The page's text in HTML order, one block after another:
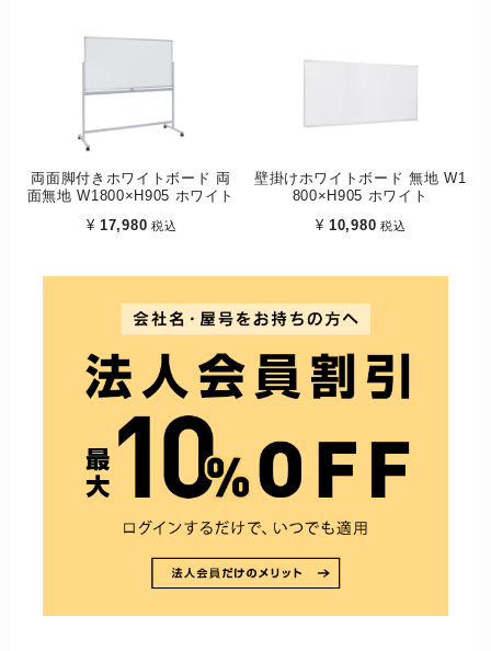
両面脚付きホワイトボード 両
面無地 W1800×H905 ホワイト
¥ 17,980 税込
壁掛けホワイトボード 無地 W1
800×H905 ホワイト
¥ 10,980 税込